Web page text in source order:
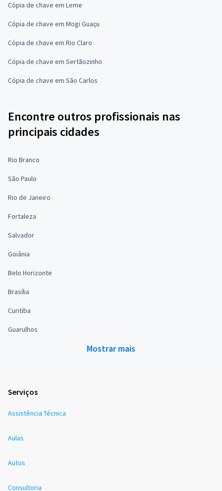
Cópia de chave em Leme
Cópia de chave em Mogi Guaçu
Cópia de chave em Rio Claro
Cópia de chave em Sertãozinho
Cópia de chave em São Carlos
Encontre outros profissionais nas
principais cidades
Rio Branco
São Paulo
Rio de Janeiro
Fortaleza
Salvador
Goiânia
Belo Horizonte
Brasília
Curitiba
Guarulhos
Mostrar mais
Serviços
Assistência Técnica
Aulas
Autos
Consultoria